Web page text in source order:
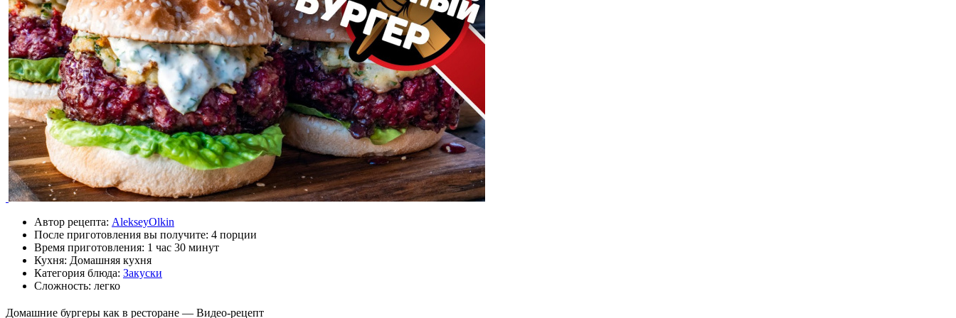
Автор рецепта: AlekseyOlkin
После приготовления вы получите: 4 порции
Время приготовления: 1 час 30 минут
Кухня: Домашняя кухня
Категория блюда: Закуски
Сложность: легко
Домашние бургеры как в ресторане — Видео-рецепт